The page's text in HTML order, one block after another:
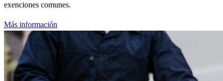
exenciones comunes.
Más información